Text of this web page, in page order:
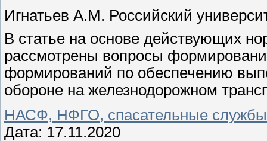
Игнатьев А.М. Российский
В статье на основе действующих
рассмотрены вопросы
формирований по обеспечению
обороне на железнодорожном
НАСФ, НФГО, спасательные службы
Дата: 17.11.2020